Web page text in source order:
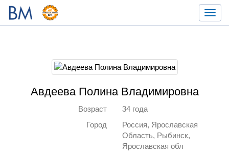
Авдеева Полина Владимировна
Возраст
34 года
Город
Россия, Ярославская
Область, Рыбинск,
Ярославская обл